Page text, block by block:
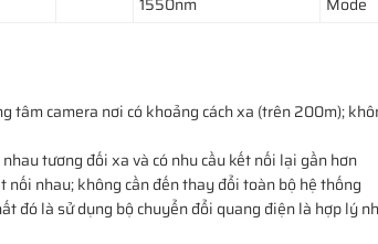
tâm camera nơi có khoảng cách xa (trên 200m);
tương đối xa và có nhu cầu kết nối lại gần hơn
nối nhau; không cần đến thay đổi toàn bộ hệ thống
đó là sử dụng bộ chuyển đổi quang điện là hợp lý